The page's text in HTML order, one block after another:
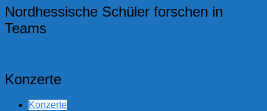
Nordhessische Schüler forschen in
Teams
Konzerte
Konzerte